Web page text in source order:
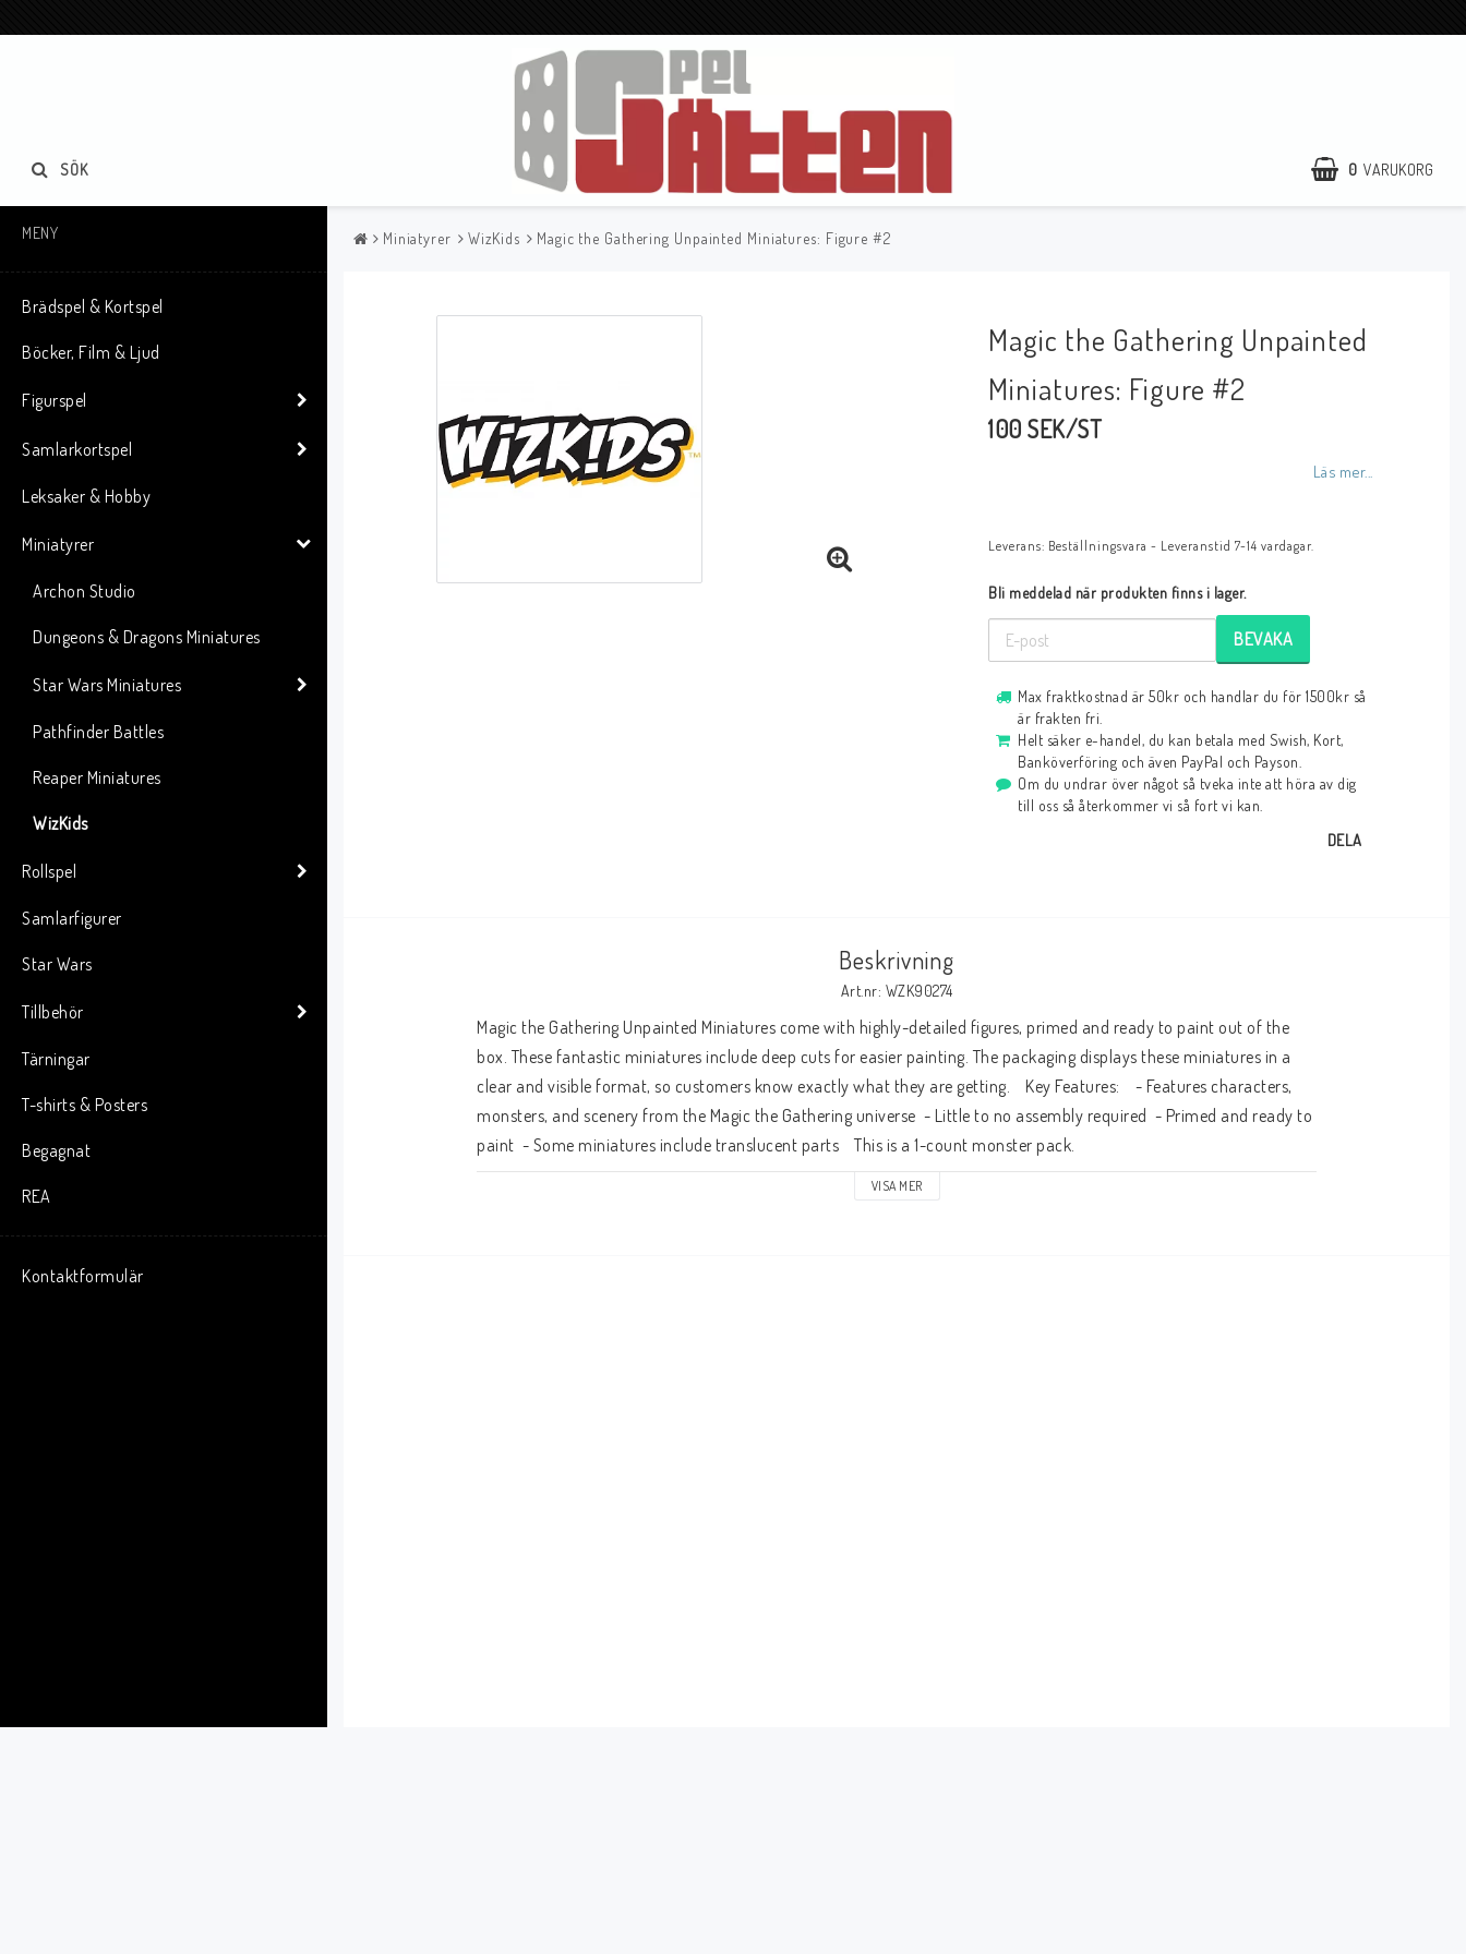
0 VARUKORG
SÖK
MENY
Brädspel & Kortspel
Böcker, Film & Ljud
Figurspel
Samlarkortspel
Leksaker & Hobby
Miniatyrer
Archon Studio
Dungeons & Dragons Miniatures
Star Wars Miniatures
Pathfinder Battles
Reaper Miniatures
WizKids
Rollspel
Samlarfigurer
Star Wars
Tillbehör
Tärningar
T-shirts & Posters
Begagnat
REA
Kontaktformulär
Miniatyrer WizKids Magic the Gathering Unpainted Miniatures: Figure #2
Magic the Gathering Unpainted
Miniatures: Figure #2
100 SEK/ST
Läs mer...
Leverans: Beställningsvara - Leveranstid 7-14 vardagar.
Bli meddelad när produkten finns i lager.
BEVAKA
Max fraktkostnad är 50kr och handlar du för 1500kr så
är frakten fri.
Helt säker e-handel, du kan betala med Swish, Kort,
Banköverföring och även PayPal och Payson.
Om du undrar över något så tveka inte att höra av dig
till oss så återkommer vi så fort vi kan.
DELA
Beskrivning
Art.nr: WZK90274
Magic the Gathering Unpainted Miniatures come with highly-detailed figures, primed and ready to paint out of the
box. These fantastic miniatures include deep cuts for easier painting. The packaging displays these miniatures in a
clear and visible format, so customers know exactly what they are getting.    Key Features:    - Features characters,
monsters, and scenery from the Magic the Gathering universe  - Little to no assembly required  - Primed and ready to
paint  - Some miniatures include translucent parts    This is a 1-count monster pack.
VISA MER